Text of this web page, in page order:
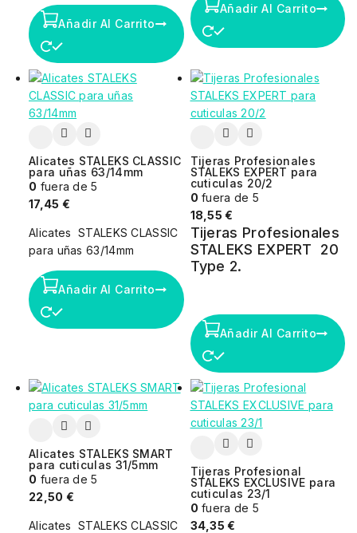
Añadir Al Carrito
Añadir Al Carrito
Alicates STALEKS CLASSIC
para uñas 63/14mm
0 fuera de 5
17,45 €
Alicates STALEKS CLASSIC
para uñas 63/14mm
Añadir Al Carrito
Tijeras Profesionales
STALEKS EXPERT para
cuticulas 20/2
0 fuera de 5
18,55€
Tijeras Profesionales
STALEKS EXPERT 20
Type 2.
Añadir Al Carrito
Alicates STALEKS SMART
para cuticulas 31/5mm
0 fuera de 5
22,50 €
Alicates STALEKS CLASSIC
Tijeras Profesional
STALEKS EXCLUSIVE para
cuticulas 23/1
0 fuera de 5
34,35€